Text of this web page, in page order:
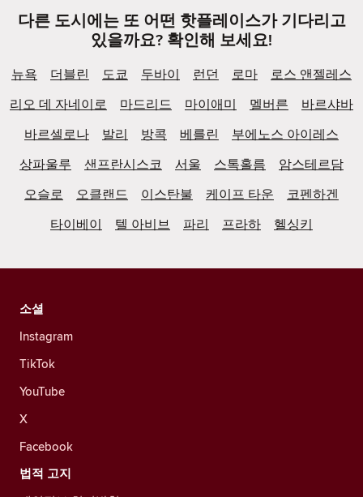
다른 도시에는 또 어떤 핫플레이스가 기다리고
있을까요? 확인해 보세요!
뉴욕 더블린 도쿄 두바이 런던 로마
로스 앤젤레스
리오 데 자네이로
마드리드 마이애미 멜버른
바르샤바
바르셀로나
발리 방콕 베를린
부에노스 아이레스
상파울루
샌프란시스코 서울 스톡홀름
암스테르담
오슬로
오클랜드 이스탄불 케이프 타운
코펜하겐
타이베이
텔 아비브 파리 프라하 헬싱키
소셜
Instagram
TikTok
YouTube
X
Facebook
법적 고지